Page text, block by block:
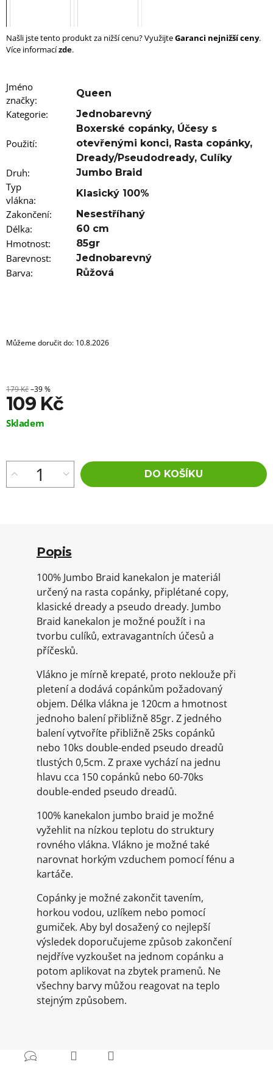
Našli jste tento produkt za nižší cenu? VyužijteGaranci nejnižší ceny.
Více informacízde.
Jméno
značky:
Queen
Kategorie: Jednobarevný
Použití:
Boxerské copánky, Účesy s
otevřenými konci, Rasta copánky,
Dready/Pseudodready, Culíky
Druh: Jumbo Braid
Typ
vlákna:
Klasický 100%
Zakončení: Nesestříhaný
Délka: 60 cm
Hmotnost: 85gr
Barevnost: Jednobarevný
Barva: Růžová
Můžeme doručit do: 10.8.2026
179 Kč–39 %
109 Kč
Měrná
Skladem
DO KOŠÍKU
Popis
100% Jumbo Braid kanekalon je materiál
určený na rasta copánky, připlétané copy,
klasické dready a pseudo dready. Jumbo
Braid kanekalon je možné použít i na
tvorbu culíků, extravagantních účesů a
příčesků.
Vlákno je mírně krepaté, proto neklouže při
pletení a dodává copánkům požadovaný
objem. Délka vlákna je 120cm a hmotnost
jednoho balení přibližně 85gr. Z jedného
balení vytvoříte přibližně 25ks copánků
nebo 10ks double-ended pseudo dreadů
tlustých 0,5cm. Z praxe vychází na jednu
hlavu cca 150 copánků nebo 60-70ks
double-ended pseudo dreadů.
100% kanekalon jumbo braid je možné
vyžehlit na nízkou teplotu do struktury
rovného vlákna. Vlákno je možné také
narovnat horkým vzduchem pomocí fénu a
kartáče.
Copánky je možné zakončit tavením,
horkou vodou, uzlíkem nebo pomocí
gumiček. Aby byl dosažený co nejlepší
výsledek doporučujeme způsob zakončení
nejdříve vyzkoušet na jednom copánku a
potom aplikovat na zbytek pramenů. Ne
všechny barvy můžou reagovat na teplo
stejným způsobem.
m
e
EZ
KANEKALON
FR8
89
Původně: